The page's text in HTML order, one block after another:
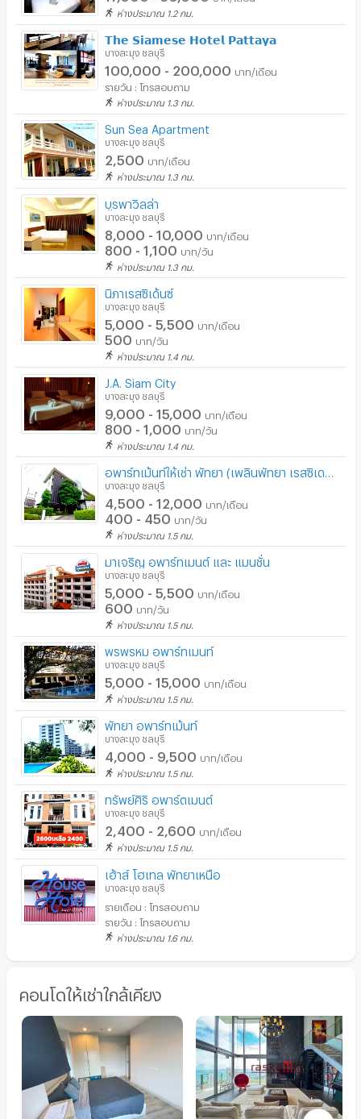
ห่างประมาณ 1.2 กม.
𝗧𝗵𝗲 𝗦𝗶𝗮𝗺𝗲𝘀𝗲 𝗛𝗼𝘁𝗲𝗹 𝗣𝗮𝘁𝘁𝗮𝘆𝗮
บางละมุง ชลบุรี
100,000 - 200,000 บาท/เดือน
รายวัน : โทรสอบถาม
ห่างประมาณ 1.3 กม.
Sun Sea Apartment
บางละมุง ชลบุรี
2,500 บาท/เดือน
ห่างประมาณ 1.3 กม.
บูรพาวิลล่า
บางละมุง ชลบุรี
8,000 - 10,000 บาท/เดือน
800 - 1,100 บาท/วัน
ห่างประมาณ 1.3 กม.
นิภาเรสซิเด้นซ์
บางละมุง ชลบุรี
5,000 - 5,500 บาท/เดือน
500 บาท/วัน
ห่างประมาณ 1.4 กม.
J.A. Siam City
บางละมุง ชลบุรี
9,000 - 15,000 บาท/เดือน
800 - 1,000 บาท/วัน
ห่างประมาณ 1.4 กม.
บางละมุง ชลบุรี
4,500 - 12,000 บาท/เดือน
400 - 450 บาท/วัน
ห่างประมาณ 1.5 กม.
มาเจริญ อพาร์ทเมนต์ และ แมนชั่น
บางละมุง ชลบุรี
5,000 - 5,500 บาท/เดือน
600 บาท/วัน
ห่างประมาณ 1.5 กม.
พรพรหม อพาร์ทเมนท์
บางละมุง ชลบุรี
5,000 - 15,000 บาท/เดือน
ห่างประมาณ 1.5 กม.
พัทยา อพาร์ทเม้นท์
บางละมุง ชลบุรี
4,000 - 9,500 บาท/เดือน
ห่างประมาณ 1.5 กม.
ทรัพย์ศิริ อพาร์ตเมนต์
บางละมุง ชลบุรี
2,400 - 2,600 บาท/เดือน
ห่างประมาณ 1.5 กม.
เฮ้าส์ โฮเทล พัทยาเหนือ
บางละมุง ชลบุรี
รายเดือน : โทรสอบถาม
รายวัน : โทรสอบถาม
ห่างประมาณ 1.6 กม.
คอนโดให้เช่าใกล้เคียง